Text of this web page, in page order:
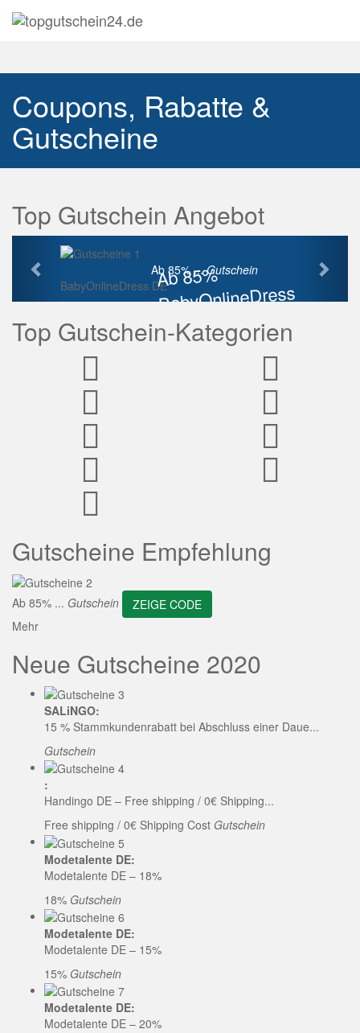
Coupons, Rabatte &
Gutscheine
Top Gutschein Angebot
Ab 85%
BabyOnlineDress
Rabatt
Ab 85% ...Gutschein
BabyOnlineDress DE
Vorherige
Top Gutschein-Kategorien
Gutscheine Empfehlung
Ab 85% ... Gutschein
ZEIGE CODE
Mehr
Neue Gutscheine 2020
SALiNGO:
15 % Stammkundenrabatt bei Abschluss einer Daue...
Gutschein
:
Handingo DE – Free shipping / 0€ Shipping...
Free shipping / 0€ Shipping Cost Gutschein
Modetalente DE:
Modetalente DE – 18%
18% Gutschein
Modetalente DE:
Modetalente DE – 15%
15% Gutschein
Modetalente DE:
Modetalente DE – 20%